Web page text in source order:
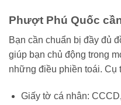
Phượt Phú Quốc
Bạn cần chuẩn bị đầy đủ
giúp bạn chủ động trong
những điều phiền toái. Cụ
Giấy tờ cá nhân: